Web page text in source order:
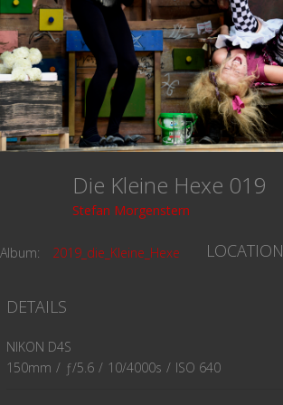
Die Kleine Hexe 019
Stefan Morgenstern
Album: 2019_die_Kleine_Hexe LOCATION
DETAILS
NIKON D4S
150mm / ƒ/5.6 / 10/4000s / ISO 640